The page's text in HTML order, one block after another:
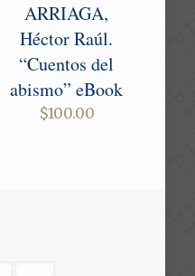
ARRIAGA,
Héctor Raúl.
“Cuentos del
abismo” eBook
$100.00